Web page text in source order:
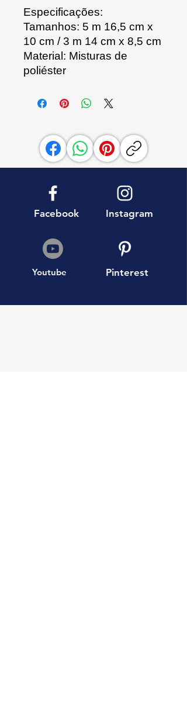
Especificações:
Tamanhos: 5 m 16,5 cm x
10 cm / 3 m 14 cm x 8,5 cm
Material: Misturas de
poliéster
Facebook
Youtube
Instagram
Pinterest